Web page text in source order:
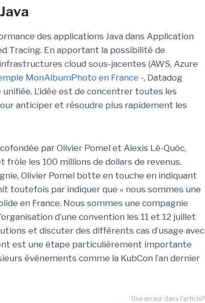
des applications Java dans Application
Tracing. En apportant la possibilité de
cloud sous-jacentes (AWS, Azure
MonAlbumPhoto en France -, Datadog
L’idée est de concentrer toutes les
anticiper et résoudre plus rapidement les
par Olivier Pomel et Alexis Lê-Quôc,
les 100 millions de dollars de revenus.
Olivier Pomel botte en touche en indiquant
toutefois par indiquer que « nous sommes une
en France. Nous sommes une compagnie
d’une convention les 11 et 12 juillet
et discuter des différents cas d’usage avec
est une étape particulièrement importante
événements comme la KubCon l’an dernier
Une erreur dans l'article?